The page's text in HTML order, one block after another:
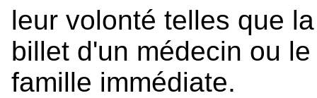
leur volonté telles que
billet d'un médecin ou
famille immédiate.